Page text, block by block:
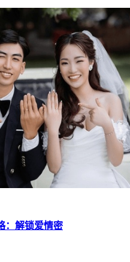
：解锁爱情密